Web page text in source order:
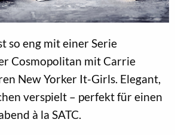
so eng mit einer Serie
Cosmopolitan mit Carrie
New Yorker It-Girls. Elegant,
verspielt – perfekt für einen
à la SATC.